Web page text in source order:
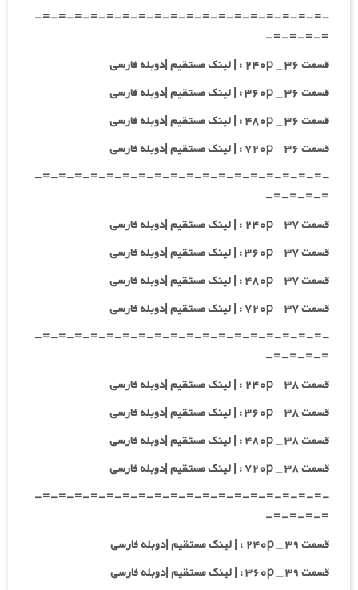
-=-=-=-=-=-=-=-=-=-=-=-=-=-=-=-=-=-=-
=-=-=-=-
قسمت ۳۶ _ ۲۴۰p : | لینک مستقیم |دوبله فارسی
قسمت ۳۶ _ ۳۶۰p : | لینک مستقیم |دوبله فارسی
قسمت ۳۶ _ ۴۸۰p : | لینک مستقیم |دوبله فارسی
قسمت ۳۶ _ ۷۲۰p : | لینک مستقیم |دوبله فارسی
-=-=-=-=-=-=-=-=-=-=-=-=-=-=-=-=-=-=-
=-=-=-=-
قسمت ۳۷ _ ۲۴۰p : | لینک مستقیم |دوبله فارسی
قسمت ۳۷ _ ۳۶۰p : | لینک مستقیم |دوبله فارسی
قسمت ۳۷ _ ۴۸۰p : | لینک مستقیم |دوبله فارسی
قسمت ۳۷ _ ۷۲۰p : | لینک مستقیم |دوبله فارسی
-=-=-=-=-=-=-=-=-=-=-=-=-=-=-=-=-=-=-
=-=-=-=-
قسمت ۳۸ _ ۲۴۰p : | لینک مستقیم |دوبله فارسی
قسمت ۳۸ _ ۳۶۰p : | لینک مستقیم |دوبله فارسی
قسمت ۳۸ _ ۴۸۰p : | لینک مستقیم |دوبله فارسی
قسمت ۳۸ _ ۷۲۰p : | لینک مستقیم |دوبله فارسی
-=-=-=-=-=-=-=-=-=-=-=-=-=-=-=-=-=-=-
=-=-=-=-
قسمت ۳۹ _ ۲۴۰p : | لینک مستقیم |دوبله فارسی
قسمت ۳۹ _ ۳۶۰p : | لینک مستقیم |دوبله فارسی